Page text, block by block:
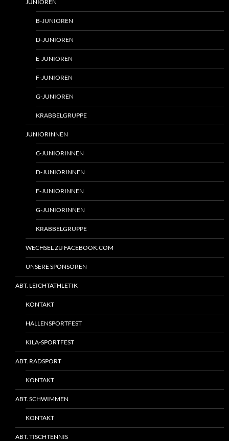
JUNIOREN
B-JUNIOREN
D-JUNIOREN
E-JUNIOREN
F-JUNIOREN
G-JUNIOREN
KRABBELGRUPPE
JUNIORINNEN
C-JUNIORINNEN
D-JUNIORINNEN
F-JUNIORINNEN
G-JUNIORINNEN
KRABBELGRUPPE
WECHSEL ZU FACEBOOK.COM
UNSERE SPONSOREN
ABT. LEICHTATHLETIK
KONTAKT
HALLENSPORTFEST
KILA-SPORTFEST
ABT. RADSPORT
KONTAKT
ABT. SCHWIMMEN
KONTAKT
ABT. TISCHTENNIS